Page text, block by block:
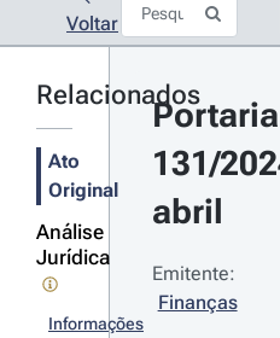
Voltar
Relacionados
Ato
Original
Análise
Jurídica
Informações
131/
abril
Emitente:
Finanças